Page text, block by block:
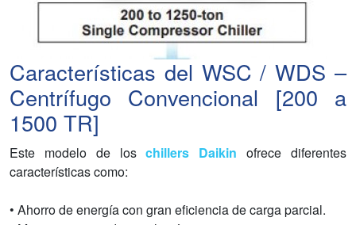
Características del WSC / WDS –
Centrífugo Convencional [200 a
1500 TR]
Este modelo de loschillers Daikin ofrece diferentes
características como:
• Ahorro de energía con gran eficiencia de carga parcial.